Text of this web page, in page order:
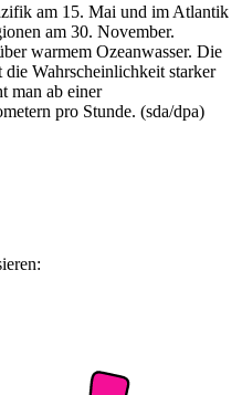
am 15. Mai und im Atlantik
am 30. November.
warmem Ozeanwasser. Die
Wahrscheinlichkeit starker
man ab einer
pro Stunde. (sda/dpa)